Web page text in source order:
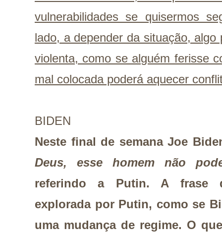
vulnerabilidades se quisermos
lado, a depender da situação,
violenta, como se alguém ferisse
mal colocada poderá aquecer
BIDEN
Neste final de semana Joe
Deus, esse homem não
referindo a Putin. A frase
explorada por Putin, como se
uma mudança de regime. O